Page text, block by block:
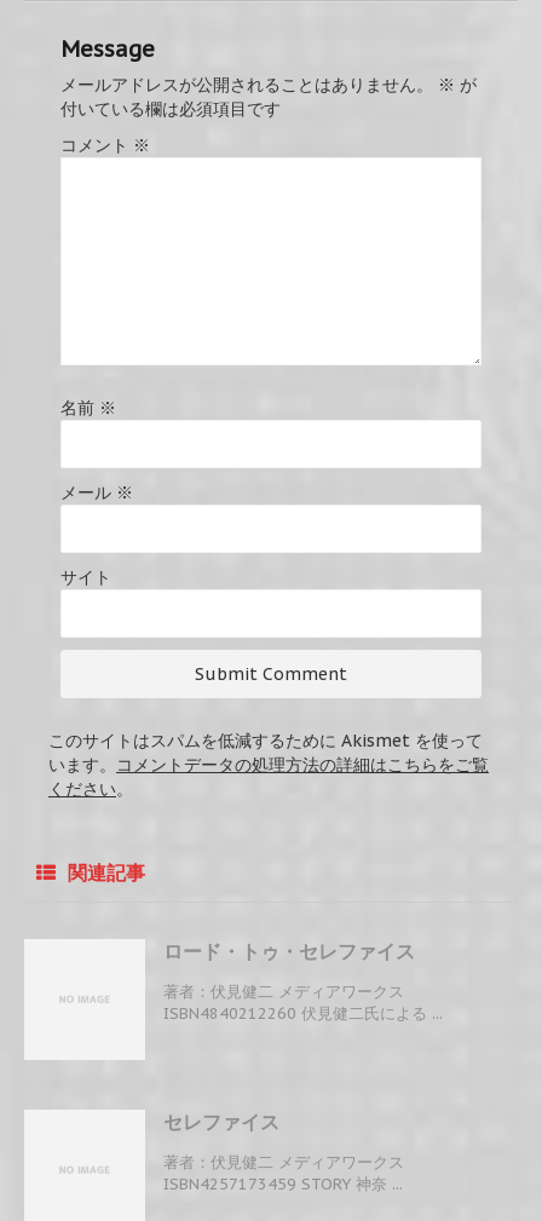
Message
メールアドレスが公開されることはありません。 ※ が
付いている欄は必須項目です
コメント ※
名前 ※
メール ※
サイト
このサイトはスパムを低減するために Akismet を使って
います。
コメントデータの処理方法の詳細はこちらをご覧
ください。
関連記事
ロード・トゥ・セレファイス
著者：伏見健二 メディアワークス
ISBN4840212260 伏見健二氏による ...
セレファイス
著者：伏見健二 メディアワークス
ISBN4257173459 STORY 神奈 ...